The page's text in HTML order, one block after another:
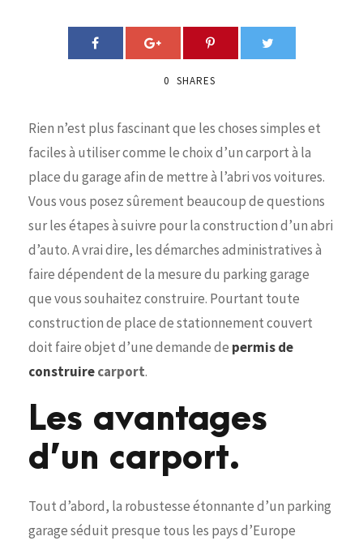
0 SHARES
Rien n’est plus fascinant que les choses simples et
faciles à utiliser comme le choix d’un carport à la
place du garage afin de mettre à l’abri vos voitures.
Vous vous posez sûrement beaucoup de questions
sur les étapes à suivre pour la construction d’un abri
d’auto. A vrai dire, les démarches administratives à
faire dépendent de la mesure du parking garage
que vous souhaitez construire. Pourtant toute
construction de place de stationnement couvert
doit faire objet d’une demande de permis de
construirecarport.
Les avantages
d’un carport.
Tout d’abord, la robustesse étonnante d’un parking
garage séduit presque tous les pays d’Europe